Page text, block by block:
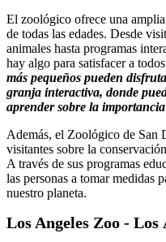
El zoológico ofrece una
de todas las edades. Desde
animales hasta programas
hay algo para satisfacer a
más pequeños pueden
granja interactiva, donde
aprender sobre la
Además, el Zoológico de San
visitantes sobre la
A través de sus programas
las personas a tomar medidas
nuestro planeta.
Los Angeles Zoo - Los